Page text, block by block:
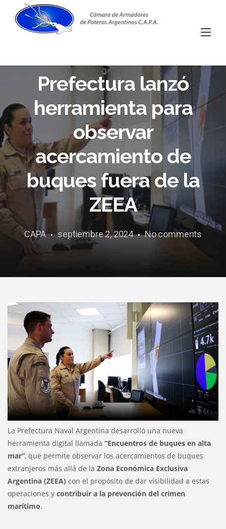
content
Prefectura lanzó
herramienta para
observar
acercamiento de
buques fuera de la
ZEEA
CAPA septiembre 2, 2024 No comments
La Prefectura Naval Argentina desarrolló una nueva
herramienta digital llamada “Encuentros de buques en alta
mar”, que permite observar los acercamientos de buques
extranjeros más allá de la Zona Económica Exclusiva
Argentina (ZEEA) con el propósito de dar visibilidad a estas
operaciones y contribuir a la prevención del crimen
marítimo.